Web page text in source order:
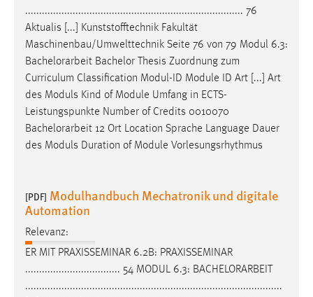
.............................................................................. 76
Aktualis [...] Kunststofftechnik Fakultät
Maschinenbau/Umwelttechnik Seite 76 von 79 Modul 6.3:
Bachelorarbeit Bachelor Thesis Zuordnung zum
Curriculum Classification Modul-ID Module ID Art [...] Art
des Moduls Kind of Module Umfang in ECTS-
Leistungspunkte Number of Credits 0010070
Bachelorarbeit 12 Ort Location Sprache Language Dauer
des Moduls Duration of Module Vorlesungsrhythmus
[PDF] Modulhandbuch Mechatronik und digitale
Automation
Relevanz:
ER MIT PRAXISSEMINAR 6.2B: PRAXISSEMINAR
.................................. 54 MODUL 6.3: BACHELORARBEIT
............................................................................................